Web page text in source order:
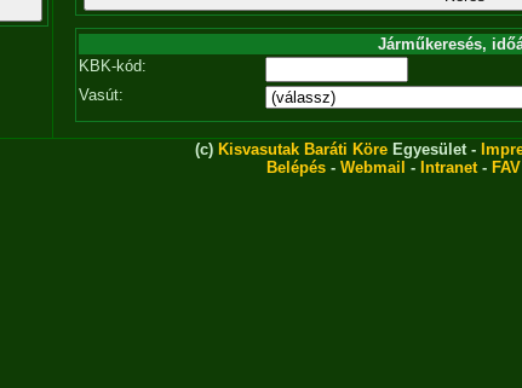
Járműkeresés,
KBK-kód:
Vasút:
(c) Kisvasutak Baráti Köre Egyesület -
Belépés - Webmail - Intranet- FAV